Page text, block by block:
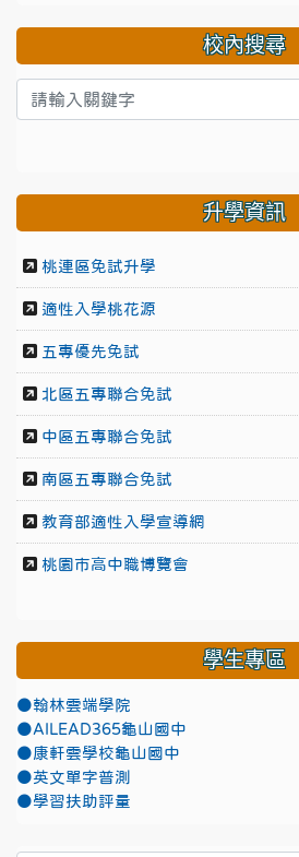
校內搜尋
升學資訊
桃連區免試升學
適性入學桃花源
五專優先免試
北區五專聯合免試
中區五專聯合免試
南區五專聯合免試
教育部適性入學宣導網
桃園市高中職博覽會
學生專區
●翰林雲端學院
●AILEAD365龜山國中
●康軒雲學校龜山國中
●英文單字普測
●學習扶助評量